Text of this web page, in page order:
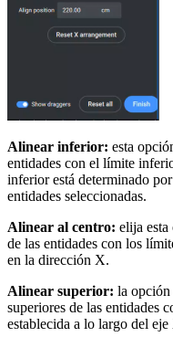
Alinear inferior: esta
entidades con el límite
inferior está determinado
entidades seleccionadas.
Alinear al centro: elija esta
de las entidades con los
en la dirección X.
Alinear superior: la
superiores de las entidades
establecida a lo largo del eje